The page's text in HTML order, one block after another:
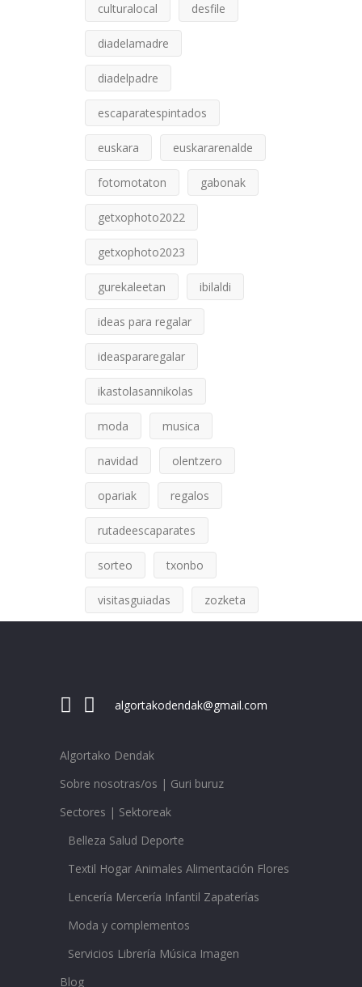
culturalocal desfile
diadelamadre
diadelpadre
escaparatespintados
euskara euskararenalde
fotomotaton gabonak
getxophoto2022
getxophoto2023
gurekaleetan ibilaldi
ideas para regalar
ideaspararegalar
ikastolasannikolas
moda musica
navidad olentzero
opariak regalos
rutadeescaparates
sorteo txonbo
visitasguiadas zozketa
algortakodendak@gmail.com
Algortako Dendak
Sobre nosotras/os | Guri buruz
Sectores | Sektoreak
Belleza Salud Deporte
Textil Hogar Animales Alimentación Flores
Lencería Mercería Infantil Zapaterías
Moda y complementos
Servicios Librería Música Imagen
Blog